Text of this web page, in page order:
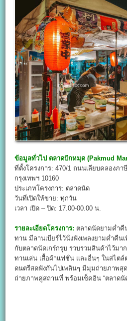
ข้อมูลทั่วไป ตลาดปักหมุด (Pakmud
ที่ตั้งโครงการ: 470/1 ถนนเลียบคลองภ
กรุงเทพฯ 10160
ประเภทโครงการ: ตลาดนัด
วันที่เปิดให้ขาย: ทุกวัน
เวลา เปิด – ปิด: 17.00-00.00 น.
รายละเอียดโครงการ: ตลาดนัดยามค่ำคื
ทาน มีลานเบียร์ไว้นั่งฟังเพลงยามค่ำคืน
กับตลาดนัดเกร๋กรุบ รวบรวมสินค้าไว้มา
ทานเล่น เสื้อผ้าแฟชั่น และอื่นๆ ในสไต
ดนตรีสดฟังกันไปเพลินๆ มีมุมถ่ายภาพสุ
ถ่ายภาพคู่สถานที่ พร้อมเช็คอิน “ตลาดนั